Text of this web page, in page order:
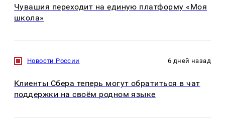
Чувашия переходит на единую платформу «Моя
школа»
Новости России 6 дней назад
Клиенты Сбера теперь могут обратиться в чат
поддержки на своём родном языке